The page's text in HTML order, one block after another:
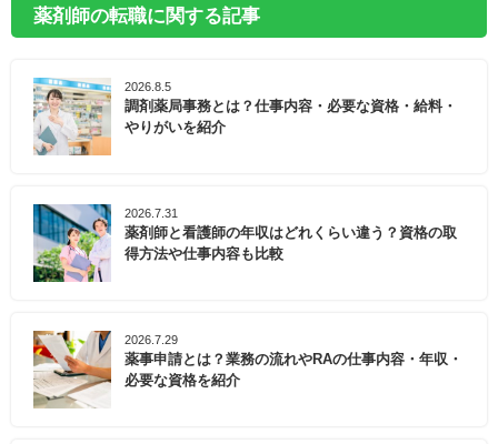
薬剤師の転職に関する記事
2026.8.5
調剤薬局事務とは？仕事内容・必要な資格・給料・
やりがいを紹介
2026.7.31
薬剤師と看護師の年収はどれくらい違う？資格の取
得方法や仕事内容も比較
2026.7.29
薬事申請とは？業務の流れやRAの仕事内容・年収・
必要な資格を紹介